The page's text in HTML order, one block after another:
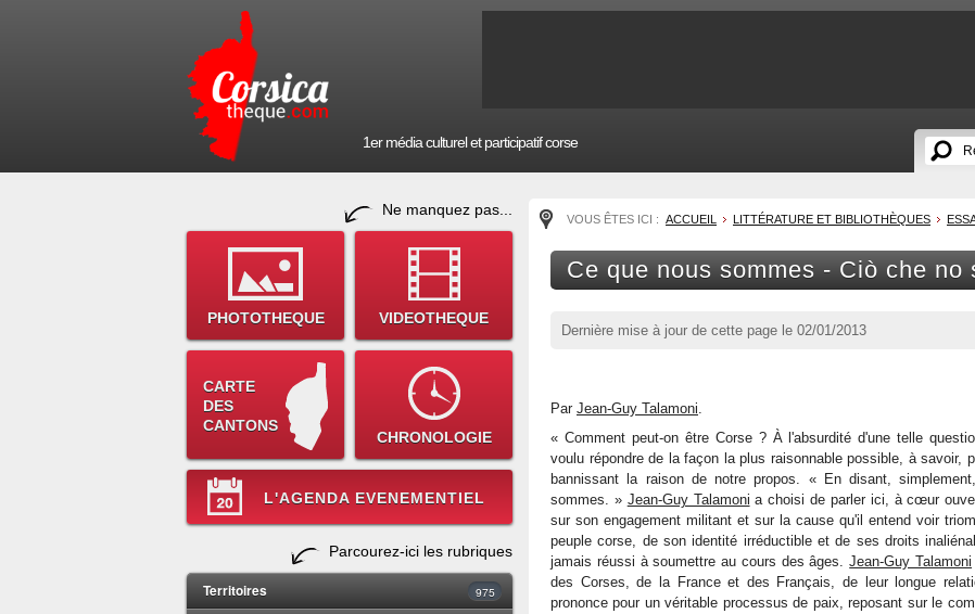
1er média culturel et participatif corse
Ne manquez pas...
PHOTOTHEQUE VIDEOTHEQUE
CARTE
DES
CANTONS
CHRONOLOGIE
L'AGENDA EVENEMENTIEL
Parcourez-ici les rubriques
Territoires 975
VOUS ÊTES ICI : ACCUEIL LITTÉRATURE ET BIBLIOTHÈQUES
Ce que nous sommes - Ciò che no
Dernière mise à jour de cette page le 02/01/2013
Par Jean-Guy Talamoni.
« Comment peut-on être Corse ? À l'absurdité d'une telle
voulu répondre de la façon la plus raisonnable possible, à savoir,
bannissant la raison de notre propos. « En disant,
sommes. » Jean-Guy Talamoni a choisi de parler ici, à cœur
sur son engagement militant et sur la cause qu'il entend voir
peuple corse, de son identité irréductible et de ses droits
jamais réussi à soumettre au cours des âges.Jean-Guy Talamoni
des Corses, de la France et des Français, de leur longue
prononce pour un véritable processus de paix, reposant sur le